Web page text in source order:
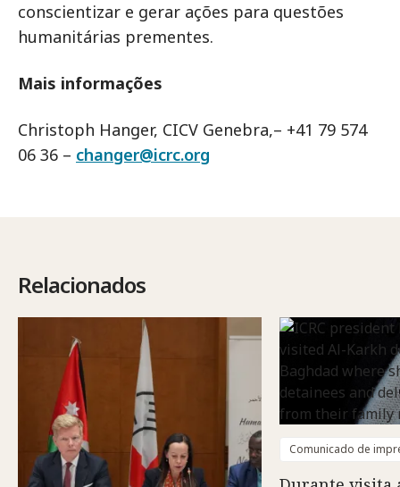
conscientizar e gerar ações para questões
humanitárias prementes.
Mais informações
Christoph Hanger, CICV Genebra,– +41 79 574
06 36 – changer@icrc.org
Relacionados
Comunicado de